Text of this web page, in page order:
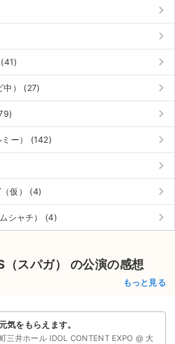
keyboard_arrow_right
keyboard_arrow_right
keyboard_arrow_right
中） (27) keyboard_arrow_right
keyboard_arrow_right
ミー） (142) keyboard_arrow_right
keyboard_arrow_right
仮） (4) keyboard_arrow_right
シャチ） (4) keyboard_arrow_right
スパガ） の公演の感想
もっと見る
気をもらえます。
三井ホール IDOL CONTENT EXPO @ 大